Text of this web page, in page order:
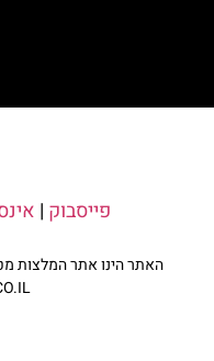
פייסבוק |
האתר הינו אתר המלצות